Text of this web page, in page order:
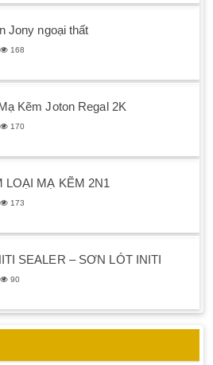
Jony ngoại thất
168
Kẽm Joton Regal 2K
170
LOẠI MẠ KẼM 2N1
173
SEALER – SƠN LÓT INITI
90